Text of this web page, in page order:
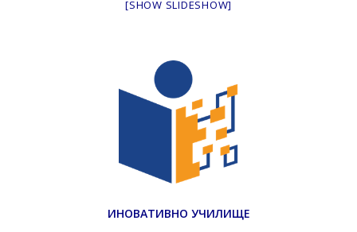
[SHOW SLIDESHOW]
ИНОВАТИВНО УЧИЛИЩЕ